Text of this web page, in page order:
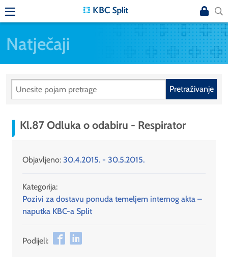
Natječaji
Pretraživanje
Kl.87 Odluka o odabiru - Respirator
Objavljeno: 30.4.2015. - 30.5.2015.
Kategorija:
Pozivi za dostavu ponuda temeljem internog akta –
naputka KBC-a Split
Podijeli: